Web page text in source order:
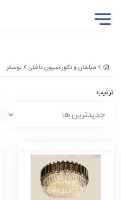
مبلمان و دکوراسیون داخلی لوستر
ترتیب